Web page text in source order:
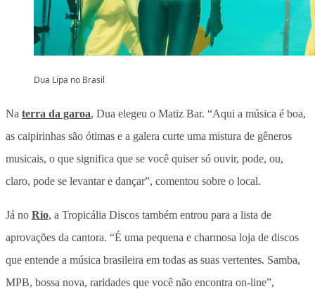
Dua Lipa no Brasil
Na terra da garoa, Dua elegeu o Matiz Bar. “Aqui a música é boa,
as caipirinhas são ótimas e a galera curte uma mistura de gêneros
musicais, o que significa que se você quiser só ouvir, pode, ou,
claro, pode se levantar e dançar”, comentou sobre o local.
Já no Rio, a Tropicália Discos também entrou para a lista de
aprovações da cantora. “É uma pequena e charmosa loja de discos
que entende a música brasileira em todas as suas vertentes. Samba,
MPB, bossa nova, raridades que você não encontra on-line”,